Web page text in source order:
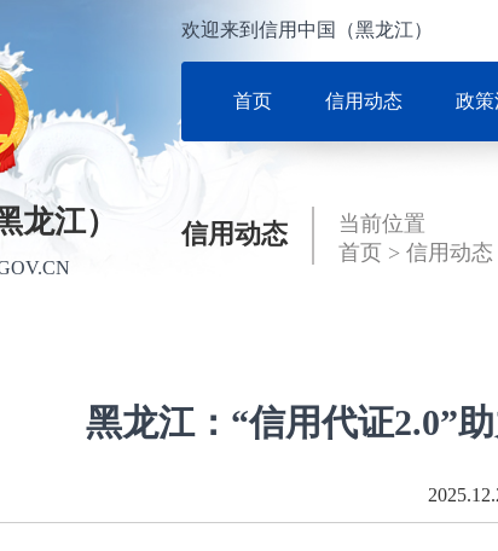
龙江）
欢迎来到信用中国（黑龙江）
首页 信用动态 政
信用动态
当前位置
首页 > 信用动态
黑龙江：“信用代证2.0”